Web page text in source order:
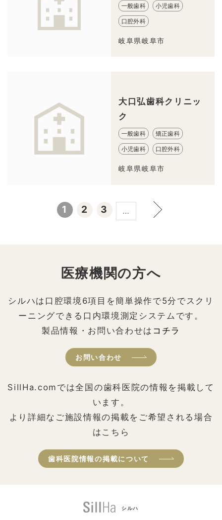
一般歯科 小児歯科
口腔外科
岐阜県岐阜市
大口弘歯科クリニッ
ク
一般歯科 矯正歯科
小児歯科 口腔外科
岐阜県岐阜市
1 2 3 …
医療機関の方へ
シルハは口腔環境6項目を簡単操作で5分でスクリ
ーニングできる口内環境測定システムです。
製品情報・お問い合わせは コチラ
お問い合わせ
SillHa.comでは全国の歯科医院の情報を掲載して
います。
より詳細なご施設情報の掲載をご希望される場合
はこちら
歯科医院情報の掲載について
シルハ